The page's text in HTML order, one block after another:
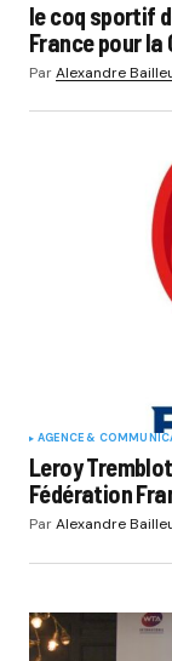
le coq sportif
France pour la
ParAlexandre
AGENCE &
Leroy
Fédération
ParAlexandre